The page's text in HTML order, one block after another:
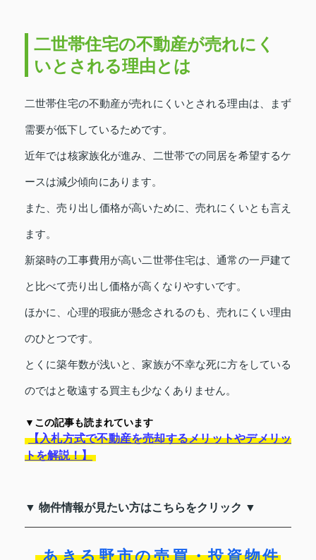
二世帯住宅の不動産が売れにく
いとされる理由とは
二世帯住宅の不動産が売れにくいとされる理由は、まず
需要が低下しているためです。
近年では核家族化が進み、二世帯での同居を希望するケ
ースは減少傾向にあります。
また、売り出し価格が高いために、売れにくいとも言え
ます。
新築時の工事費用が高い二世帯住宅は、通常の一戸建て
と比べて売り出し価格が高くなりやすいです。
ほかに、心理的瑕疵が懸念されるのも、売れにくい理由
のひとつです。
とくに築年数が浅いと、家族が不幸な死に方をしている
のではと敬遠する買主も少なくありません。
▼この記事も読まれています
【入札方式で不動産を売却するメリットやデメリッ
トを解説！】
▼ 物件情報が見たい方はこちらをクリック ▼
あきる野市の売買・投資物件